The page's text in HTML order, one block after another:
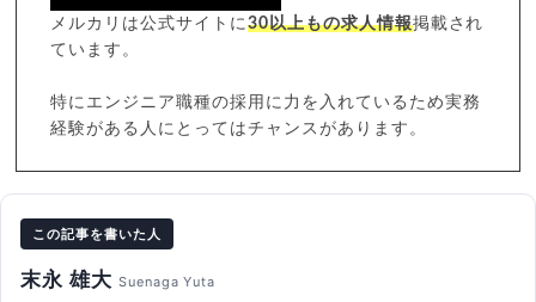
メルカリは公式サイトに30以上もの求人情報掲載され
ています。
特にエンジニア職種の採用に力を入れているため実務
経験がある人にとってはチャンスがあります。
この記事を書いた人
末永 雄大 Suenaga Yuta